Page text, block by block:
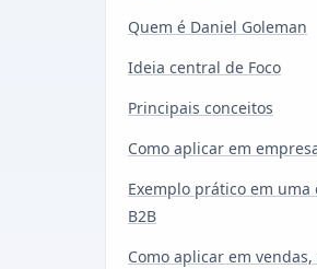
Quem é Daniel Goleman
Ideia central de Foco
Principais conceitos
Como aplicar em
Exemplo prático em uma
B2B
Como aplicar em